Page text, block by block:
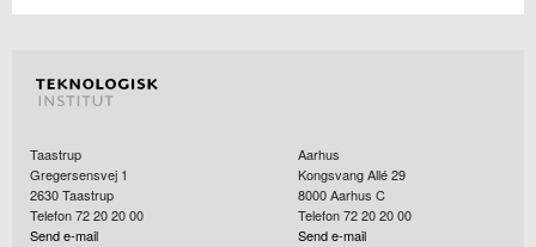
Taastrup
Gregersensvej 1
2630Taastrup
Telefon 72 20 20 00
Send e-mail
Aarhus
Kongsvang Allé 29
8000Aarhus C
Telefon 72 20 20 00
Send e-mail